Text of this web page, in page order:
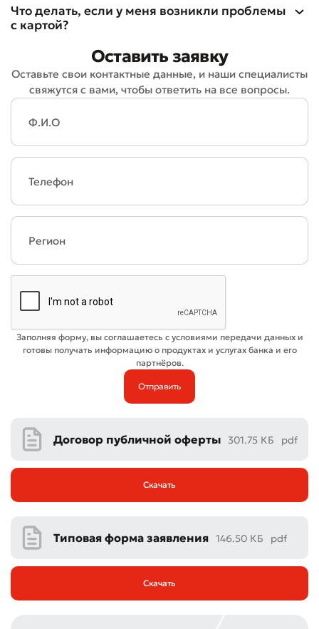
Что делать, если у меня возникли проблемы
с картой?
Оставить заявку
Оставьте свои контактные данные, и наши специалисты
свяжутся с вами, чтобы ответить на все вопросы.
Заполняя форму, вы соглашаетесь с условиями передачи данных и
готовы получать информацию о продуктах и услугах банка и его
партнёров.
Договор публичной оферты 301.75 КБ pdf
Скачать
Типовая форма заявления 146.50 КБ pdf
Скачать